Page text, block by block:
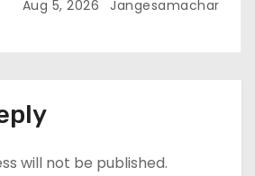
राम मंदिर चढ़ावा मुद्दे पर सरकार पर साधा
Aug 5, 2026 Jangesamachar
will not be published.